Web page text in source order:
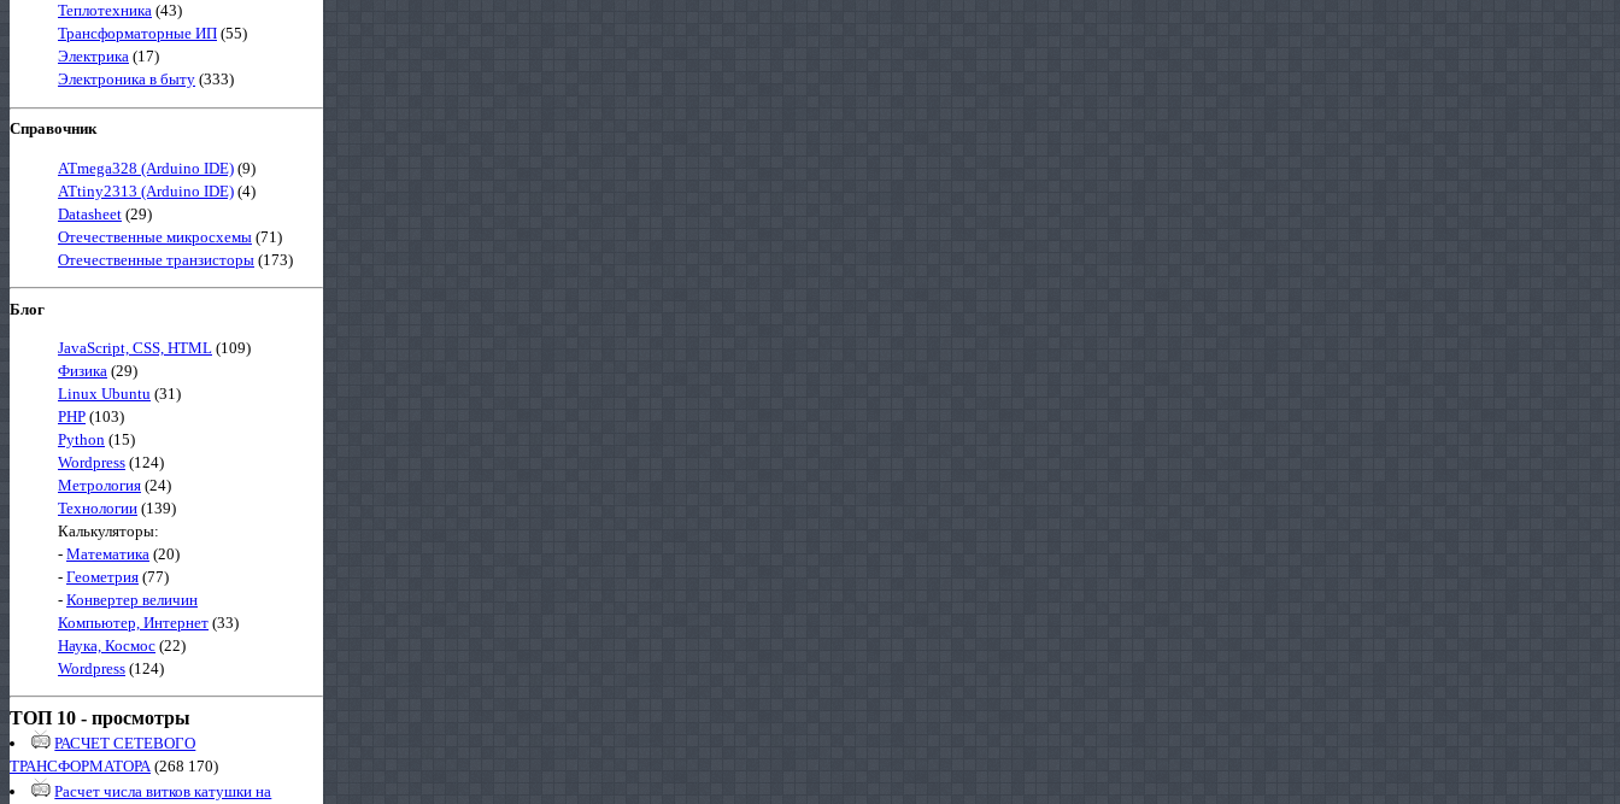
Теплотехника (43)
Трансформаторные ИП (55)
Электрика (17)
Электроника в быту (333)
Справочник
ATmega328 (Arduino IDE) (9)
ATtiny2313 (Arduino IDE) (4)
Datasheet (29)
Отечественные микросхемы (71)
Отечественные транзисторы (173)
Блог
JavaScript, CSS, HTML (109)
Физика (29)
Linux Ubuntu (31)
PHP (103)
Python (15)
Wordpress (124)
Метрология (24)
Технологии (139)
Калькуляторы:
- Математика (20)
- Геометрия (77)
- Конвертер величин
Компьютер, Интернет (33)
Наука, Космос (22)
Wordpress (124)
ТОП 10 - просмотры
РАСЧЕТ СЕТЕВОГО
ТРАНСФОРМАТОРА(268 170)
Расчет числа витков катушки на